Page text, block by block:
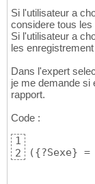
Si l'utilisateur a
considere tous les
Si l'utilisateur a
les
Dans l'expert
je me demande si
rapport.
Code :
1
2
({?Sexe} =